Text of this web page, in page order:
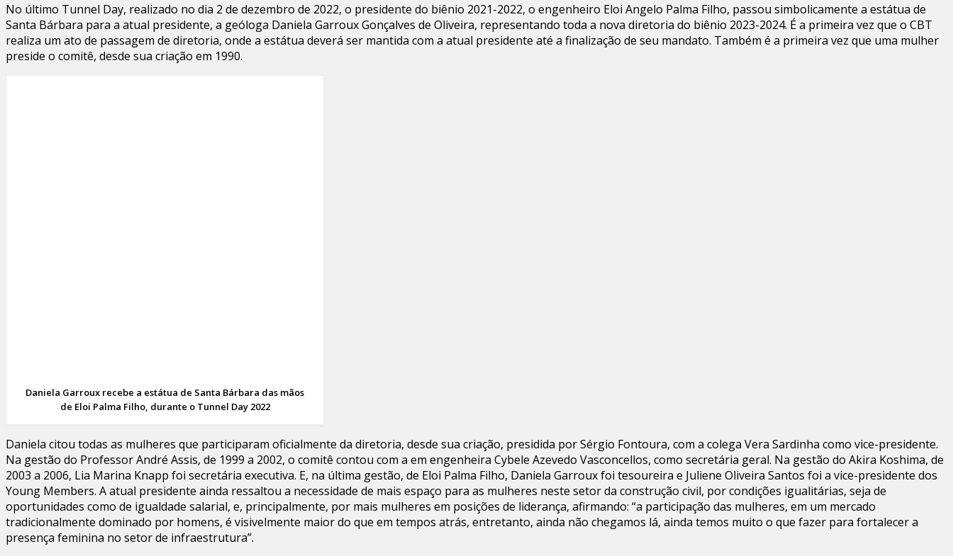
No último Tunnel Day, realizado no dia 2 de dezembro de 2022, o presidente do biênio 2021-2022, o engenheiro Eloi Angelo Palma Filho, passou simbolicamente a estátua de
Santa Bárbara para a atual presidente, a geóloga Daniela Garroux Gonçalves de Oliveira, representando toda a nova diretoria do biênio 2023-2024. É a primeira vez que o CBT
realiza um ato de passagem de diretoria, onde a estátua deverá ser mantida com a atual presidente até a finalização de seu mandato. Também é a primeira vez que uma mulher
preside o comitê, desde sua criação em 1990.
Daniela Garroux recebe a estátua de Santa Bárbara das mãos
de Eloi Palma Filho, durante o Tunnel Day 2022
Daniela citou todas as mulheres que participaram oficialmente da diretoria, desde sua criação, presidida por Sérgio Fontoura, com a colega Vera Sardinha como vice-presidente.
Na gestão do Professor André Assis, de 1999 a 2002, o comitê contou com a em engenheira Cybele Azevedo Vasconcellos, como secretária geral. Na gestão do Akira Koshima, de
2003 a 2006, Lia Marina Knapp foi secretária executiva. E, na última gestão, de Eloi Palma Filho, Daniela Garroux foi tesoureira e Juliene Oliveira Santos foi a vice-presidente dos
Young Members. A atual presidente ainda ressaltou a necessidade de mais espaço para as mulheres neste setor da construção civil, por condições igualitárias, seja de
oportunidades como de igualdade salarial, e, principalmente, por mais mulheres em posições de liderança, afirmando: “a participação das mulheres, em um mercado
tradicionalmente dominado por homens, é visivelmente maior do que em tempos atrás, entretanto, ainda não chegamos lá, ainda temos muito o que fazer para fortalecer a
presença feminina no setor de infraestrutura”.